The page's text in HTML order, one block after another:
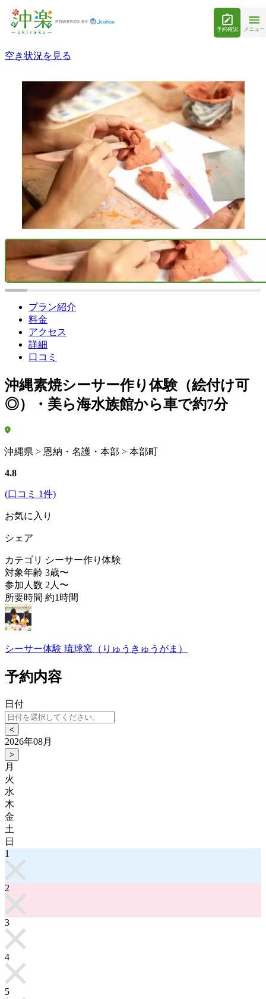
予約確認 メニュー
空き状況を見る
プラン紹介
料金
アクセス
詳細
口コミ
沖縄素焼シーサー作り体験（絵付け可
◎）・美ら海水族館から車で約7分
沖縄県 > 恩納・名護・本部 > 本部町
4.8
(口コミ 1件)
お気に入り
シェア
カテゴリ シーサー作り体験
対象年齢 3歳〜
参加人数 2人〜
所要時間 約1時間
シーサー体験 琉球窯（りゅうきゅうがま）
予約内容
日付
<
2026年08月
>
月
火
水
木
金
土
日
1
2
3
4
5